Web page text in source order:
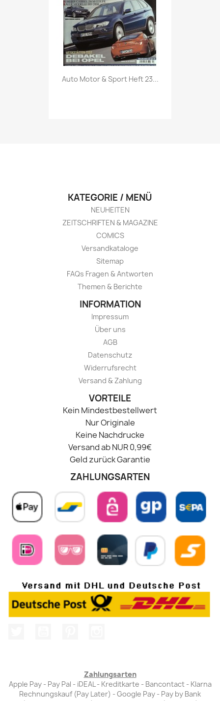
Vorschau
Auto Motor & Sport Heft 23...
KATEGORIE / MENÜ
NEUHEITEN
ZEITSCHRIFTEN & MAGAZINE
COMICS
Versandkataloge
Sitemap
FAQs Fragen & Antworten
Themen & Berichte
INFORMATION
Impressum
Über uns
AGB
Datenschutz
Widerrufsrecht
Versand & Zahlung
VORTEILE
Kein Mindestbestellwert
Nur Originale
Keine Nachdrucke
Versand ab NUR 0,99€
Geld zurück Garantie
ZAHLUNGSARTEN
Zahlungsarten
Apple Pay - Pay Pal - iDEAL - Kreditkarte - Bancontact - Klarna
Rechnungskauf (Pay Later) - Google Pay - Pay by Bank